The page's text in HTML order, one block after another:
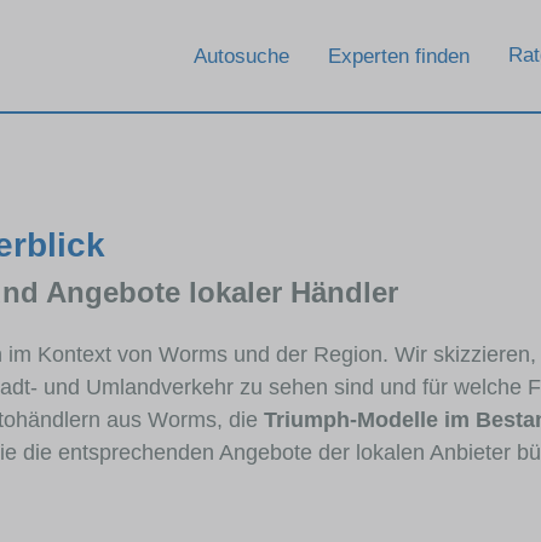
Autosuche Experten finden
Angebote lokaler Händler
Kontext von Worms und der Region. Wir
und Umlandverkehr zu sehen sind und für welche
aus Worms, die Triumph-Modelle im
die entsprechenden Angebote der lokalen Anbieter